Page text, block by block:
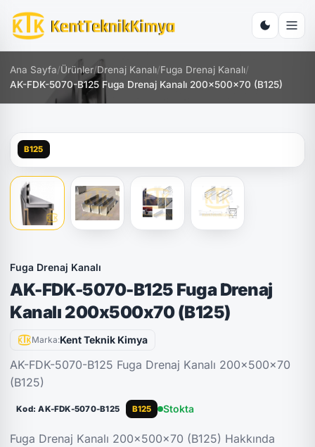
Ana Sayfa/Ürünler/Drenaj Kanalı/Fuga Drenaj Kanalı/
AK-FDK-5070-B125 Fuga Drenaj Kanalı 200x500x70 (B125)
B125
Fuga Drenaj Kanalı
AK-FDK-5070-B125 Fuga Drenaj
Kanalı 200x500x70 (B125)
Marka:Kent Teknik Kimya
AK-FDK-5070-B125 Fuga Drenaj Kanalı 200x500x70
(B125)
Kod: AK-FDK-5070-B125 B125 Stokta
Fuga Drenaj Kanalı 200x500x70 (B125) Hakkında